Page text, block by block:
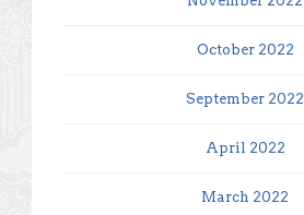
October 2022
September 2022
April 2022
March 2022